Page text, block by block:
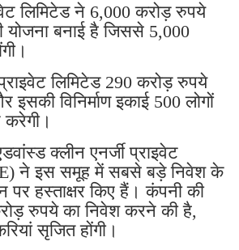
लिमिटेड ने 6,000 करोड़ रुपये
बनाई है जिससे 5,000
लिमिटेड 290 करोड़ रुपये
विनिर्माण इकाई 500 लोगों
करेगी।
क्लीन एनर्जी प्राइवेट
ने इस समूह में सबसे बड़े निवेश के
पर हस्ताक्षर किए हैं। कंपनी की
रुपये का निवेश करने की है,
सृजित होंगी।